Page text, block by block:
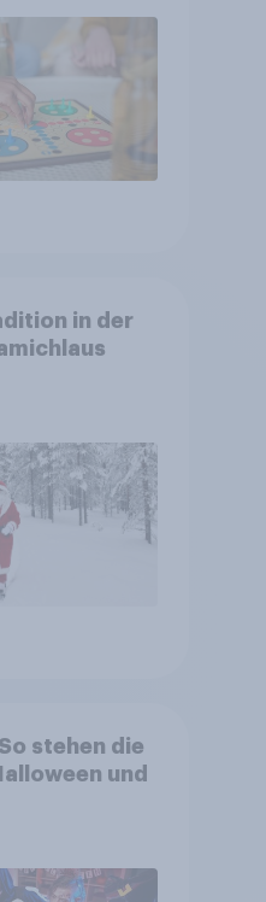
in der
stehen die
und